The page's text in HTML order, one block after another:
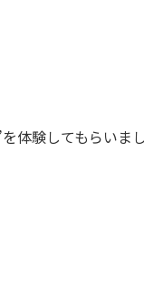
体験してもらいま